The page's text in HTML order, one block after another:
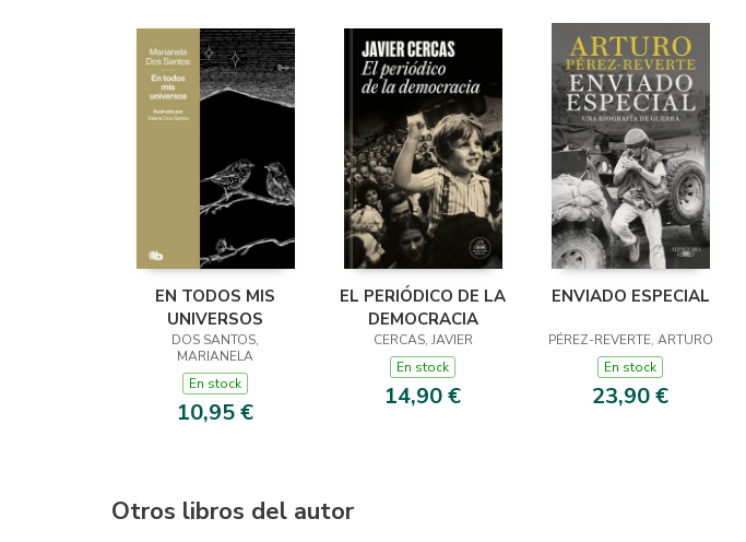
EN TODOS MIS
UNIVERSOS
DOS SANTOS,
MARIANELA
En stock
10,95 €
EL PERIÓDICO DE LA
DEMOCRACIA
CERCAS, JAVIER
En stock
14,90 €
ENVIADO ESPECIAL
PÉREZ-REVERTE, ARTURO
En stock
23,90 €
Otros libros del autor